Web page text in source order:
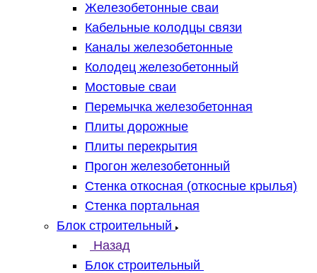
Железобетонные сваи
Кабельные колодцы связи
Каналы железобетонные
Колодец железобетонный
Мостовые сваи
Перемычка железобетонная
Плиты дорожные
Плиты перекрытия
Прогон железобетонный
Стенка откосная (откосные крылья)
Стенка портальная
Блок строительный
Назад
Блок строительный